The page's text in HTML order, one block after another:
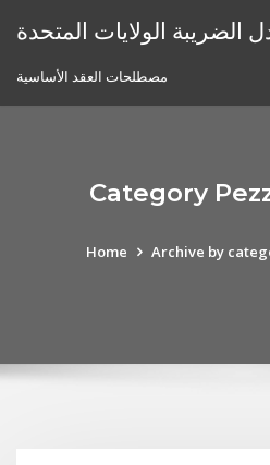
الضريبة الولايات المتحدة
مصطلحات العقد الأساسية
Category
Home Archive by